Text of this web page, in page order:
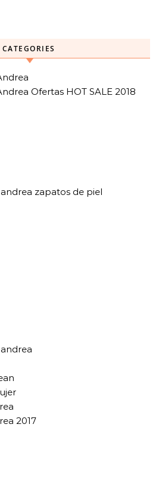
CATEGORIES
Ofertas HOT SALE 2018
zapatos de piel
2017